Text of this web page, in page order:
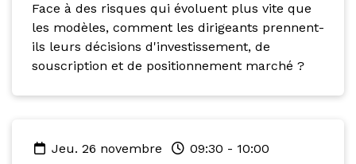
Face à des risques qui évoluent plus vite que
les modèles, comment les dirigeants prennent-
ils leurs décisions d'investissement, de
souscription et de positionnement marché ?
jeu. 26 novembre 09:30 - 10:00